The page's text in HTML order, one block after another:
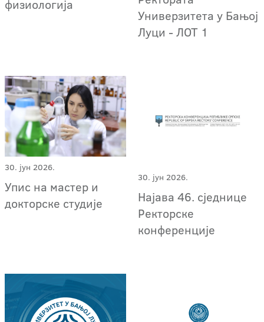
физиологија
Универзитета у Бањој
Луци - ЛОТ 1
30. јун 2026.
Упис на мастер и
докторске студије
30. јун 2026.
Најава 46. сједнице
Ректорске
конференције